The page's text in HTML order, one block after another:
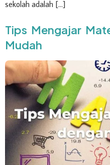
sekolah adalah […]
Tips Mengajar
Mudah